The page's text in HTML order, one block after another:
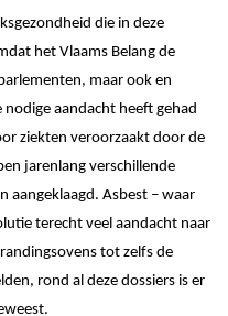
die in deze
het Vlaams Belang de
maar ook en
aandacht heeft gehad
ziekten veroorzaakt door de
jarenlang verschillende
aangeklaagd. Asbest – waar
terecht veel aandacht naar
tot zelfs de
rond al deze dossiers is er